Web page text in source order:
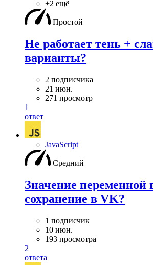
+2 ещё
Простой
Не работает тень +
варианты?
2 подписчика
21 июн.
271 просмотр
1
ответ
JavaScript
Средний
Значение переменной
сохранение в VK?
1 подписчик
10 июн.
193 просмотра
2
ответа